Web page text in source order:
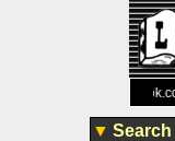
▼ Search